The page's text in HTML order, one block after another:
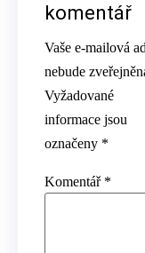
komentář
Vaše e-mailová
nebude
Vyžadované
informace jsou
označeny *
Komentář *